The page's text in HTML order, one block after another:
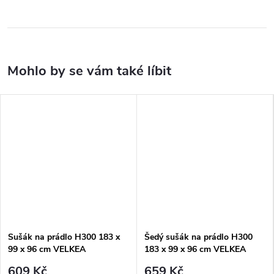
Sušák na prádlo H300 183 x
99 x 96 cm VELKEA
Šedý sušák na prádlo H300
183 x 99 x 96 cm VELKEA